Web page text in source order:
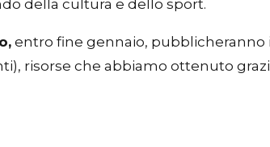
della cultura e dello sport.
entro fine gennaio, pubblicheranno
risorse che abbiamo ottenuto